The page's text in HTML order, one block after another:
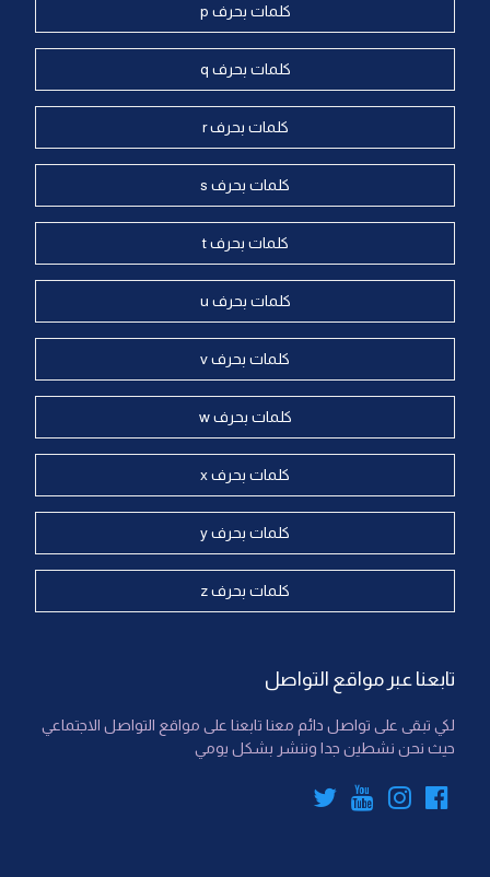
كلمات بحرف p
كلمات بحرف q
كلمات بحرف r
كلمات بحرف s
كلمات بحرف t
كلمات بحرف u
كلمات بحرف v
كلمات بحرف w
كلمات بحرف x
كلمات بحرف y
كلمات بحرف z
تابعنا عبر مواقع التواصل
لكي تبقى على تواصل دائم معنا تابعنا على مواقع التواصل الاجتماعي
حيث نحن نشطين جدا وننشر بشكل يومي